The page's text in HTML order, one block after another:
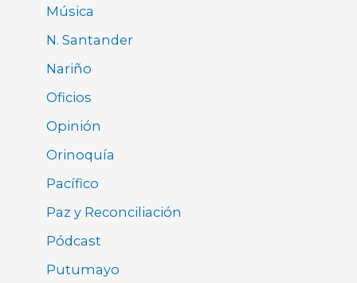
Música
N. Santander
Nariño
Oficios
Opinión
Orinoquía
Pacífico
Paz y Reconciliación
Pódcast
Putumayo